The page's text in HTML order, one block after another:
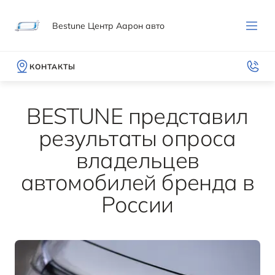
Bestune Центр Аарон авто
МОДЕЛИ
T90
ПОКУПАТЕЛЯМ
ВЫБОР И ПОКУПКА
Получить предложение
ВЛАДЕЛЬЦАМ
СЕРВИС И ПОДДЕРЖКА
Руководства по эксплуатации
МИР BESTUNE
О БРЕНДЕ
Новости
КОНТАКТЫ
BESTUNE представил
результаты опроса
владельцев
автомобилей бренда в
России